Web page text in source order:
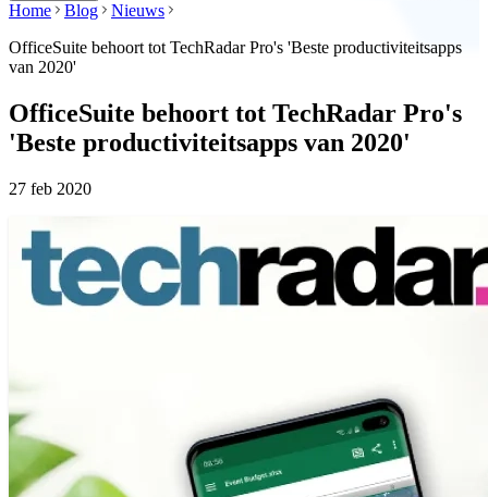
Home Blog
Nieuws
OfficeSuite behoort tot TechRadar Pro's 'Beste productiviteitsapps
van 2020'
OfficeSuite behoort tot TechRadar Pro's
'Beste productiviteitsapps van 2020'
27 feb 2020